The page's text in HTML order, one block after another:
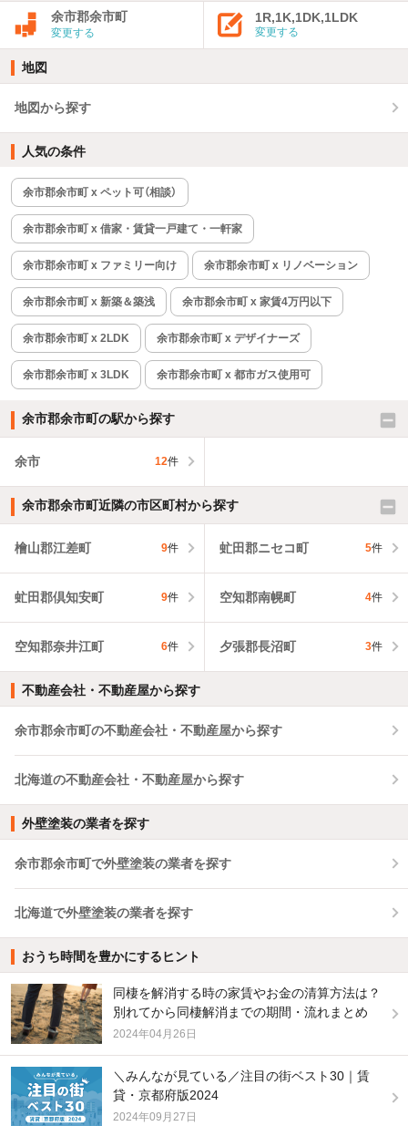
余市郡余市町
変更する
1R,1K,1DK,1LDK
変更する
地図
地図から探す
人気の条件
余市郡余市町 x ペット可（相談）
余市郡余市町 x 借家・賃貸一戸建て・一軒家
余市郡余市町 x ファミリー向け 余市郡余市町 x リノベーション
余市郡余市町 x 新築＆築浅 余市郡余市町 x 家賃4万円以下
余市郡余市町 x 2LDK 余市郡余市町 x デザイナーズ
余市郡余市町 x 3LDK 余市郡余市町 x 都市ガス使用可
余市郡余市町の駅から探す
余市 12件
余市郡余市町近隣の市区町村から探す
檜山郡江差町 9件 虻田郡ニセコ町 5件
虻田郡倶知安町 9件 空知郡南幌町 4件
空知郡奈井江町 6件 夕張郡長沼町 3件
不動産会社・不動産屋から探す
余市郡余市町の不動産会社・不動産屋から探す
北海道の不動産会社・不動産屋から探す
外壁塗装の業者を探す
余市郡余市町で外壁塗装の業者を探す
北海道で外壁塗装の業者を探す
おうち時間を豊かにするヒント
同棲を解消する時の家賃やお金の清算方法は？
別れてから同棲解消までの期間・流れまとめ
2024年04月26日
＼みんなが見ている／注目の街ベスト30｜賃
貸・京都府版2024
2024年09月27日